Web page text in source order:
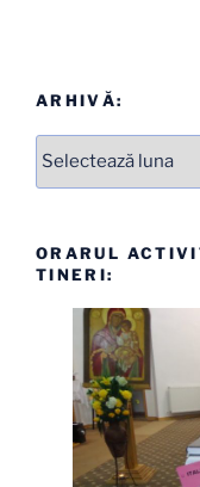
ARHIVĂ:
ORARUL
TINERI: